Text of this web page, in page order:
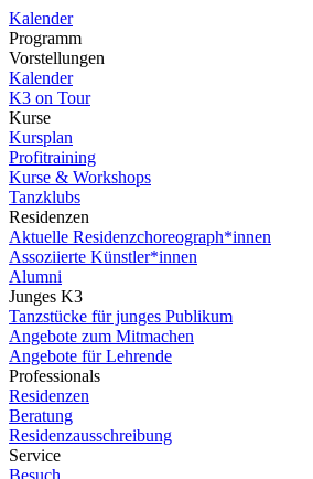
Kalender
Programm
Vorstellungen
Kalender
K3 on Tour
Kurse
Kursplan
Profitraining
Kurse & Workshops
Tanzklubs
Residenzen
Aktuelle Residenzchoreograph*innen
Assoziierte Künstler*innen
Alumni
Junges K3
Tanzstücke für junges Publikum
Angebote zum Mitmachen
Angebote für Lehrende
Professionals
Residenzen
Beratung
Residenzausschreibung
Service
Besuch